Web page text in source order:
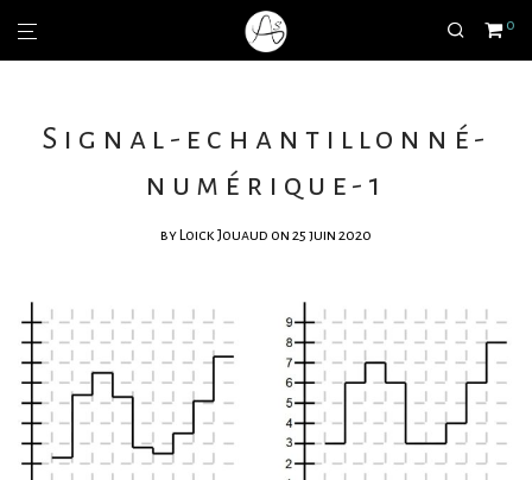
0
Signal-echantillonné-
numérique-1
by Loick Jouaud on 25 juin 2020